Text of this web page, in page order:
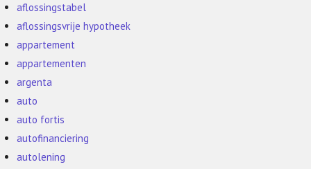
aflossingstabel
aflossingsvrije hypotheek
appartement
appartementen
argenta
auto
auto fortis
autofinanciering
autolening